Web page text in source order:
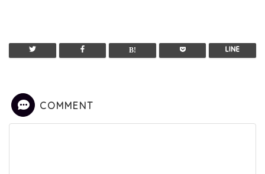
COMMENT